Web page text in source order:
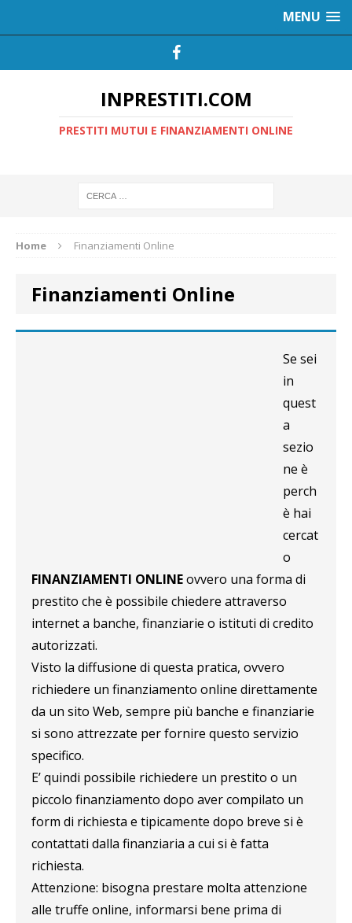
MENU
INPRESTITI.COM
PRESTITI MUTUI E FINANZIAMENTI ONLINE
Home Finanziamenti Online
Finanziamenti Online
Se sei
in
quest
a
sezio
ne è
perch
è hai
cercat
o
FINANZIAMENTI ONLINEovvero una forma di
prestito che è possibile chiedere attraverso
internet a banche, finanziarie o istituti di credito
autorizzati.
Visto la diffusione di questa pratica, ovvero
richiedere un finanziamento online direttamente
da un sito Web, sempre più banche e finanziarie
si sono attrezzate per fornire questo servizio
specifico.
E’ quindi possibile richiedere un prestito o un
piccolo finanziamento dopo aver compilato un
form di richiesta e tipicamente dopo breve si è
contattati dalla finanziaria a cui si è fatta
richiesta.
Attenzione: bisogna prestare molta attenzione
alle truffe online, informarsi bene prima di